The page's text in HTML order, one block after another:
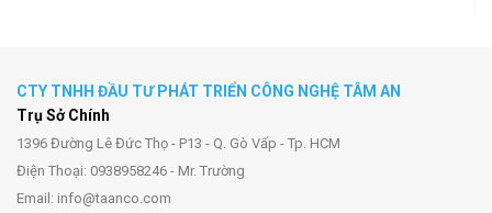
CTY TNHH ĐẦU TƯ PHÁT TRIỂN CÔNG NGHỆ TÂM AN
Trụ Sở Chính
1396 Đường Lê Đức Thọ - P13 - Q. Gò Vấp - Tp. HCM
Điện Thoại: 0938958246 - Mr. Trường
Email: info@taanco.com